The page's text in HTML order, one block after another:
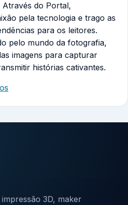
do Portal,
pela tecnologia e trago as
para os leitores.
pelo mundo da fotografia,
imagens para capturar
histórias cativantes.
3D, maker